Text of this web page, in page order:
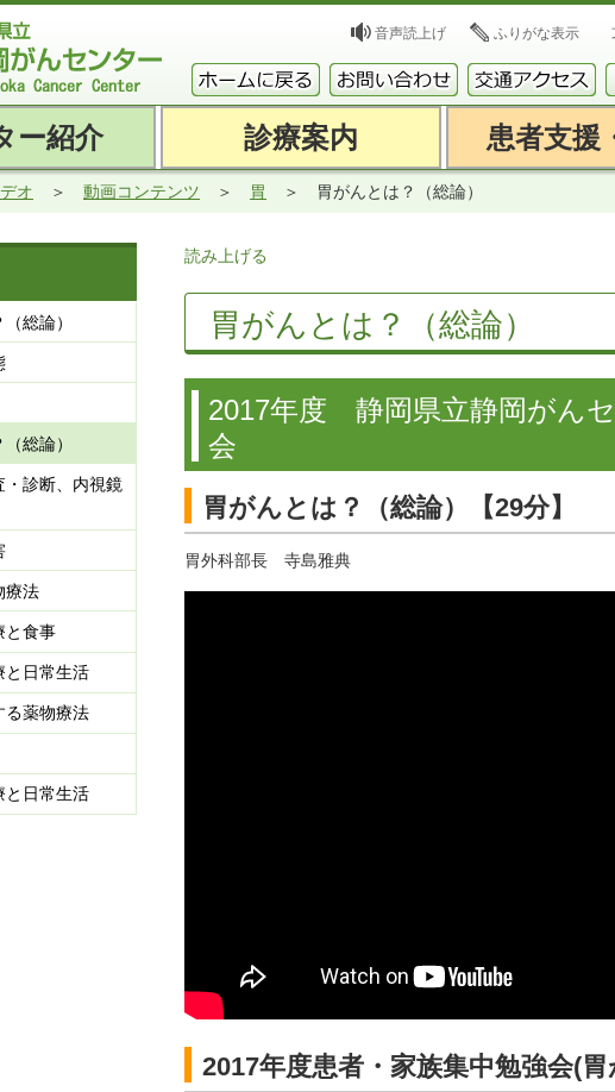
音声読上げ ふりがな表示
ー紹介 診療案内 患者支援
オ 動画コンテンツ 胃 胃がんとは？（総論）
読み上げる
胃がんとは？（総論）
2017年度 静岡県立静岡がん
会
胃がんとは？（総論）【29分】
胃外科部長 寺島雅典
2017年度患者・家族集中勉強会(
総論）
総論）
・診断、内視鏡
療法
と食事
と日常生活
る薬物療法
と日常生活